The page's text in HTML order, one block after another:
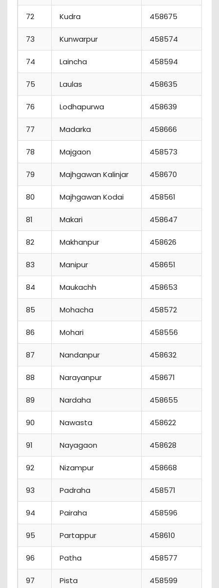
72 Kudra 458675
73 Kunwarpur 458574
74 Laincha 458594
75 Laulas 458635
76 Lodhapurwa 458639
77 Madarka 458666
78 Majgaon 458573
79 Majhgawan Kalinjar 458670
80 Majhgawan Kodai 458561
81 Makari 458647
82 Makhanpur 458626
83 Manipur 458651
84 Maukachh 458653
85 Mohacha 458572
86 Mohari 458556
87 Nandanpur 458632
88 Narayanpur 458671
89 Nardaha 458655
90 Nawasta 458622
91 Nayagaon 458628
92 Nizampur 458668
93 Padraha 458571
94 Pairaha 458596
95 Partappur 458610
96 Patha 458577
97 Pista 458599